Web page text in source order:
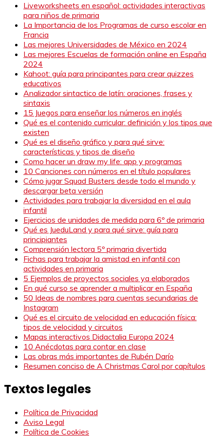
Liveworksheets en español: actividades interactivas
para niños de primaria
La Importancia de los Programas de curso escolar en
Francia
Las mejores Universidades de México en 2024
Las mejores Escuelas de formación online en España
2024
Kahoot: guía para principantes para crear quizzes
educativos
Analizador sintactico de latín: oraciones, frases y
sintaxis
15 Juegos para enseñar los números en inglés
Qué es el contenido curricular: definición y los tipos que
existen
Qué es el diseño gráfico y para qué sirve:
características y tipos de diseño
Como hacer un draw my life: app y programas
10 Canciones con números en el título populares
Cómo jugar Squad Busters desde todo el mundo y
descargar beta versión
Actividades para trabajar la diversidad en el aula
infantil
Ejercicios de unidades de medida para 6º de primaria
Qué es JueduLand y para qué sirve: guía para
principiantes
Comprensión lectora 5º primaria divertida
Fichas para trabajar la amistad en infantil con
actividades en primaria
5 Ejemplos de proyectos sociales ya elaborados
En qué curso se aprender a multiplicar en España
50 Ideas de nombres para cuentas secundarias de
Instagram
Qué es el circuito de velocidad en educación física:
tipos de velocidad y circuitos
Mapas interactivos Didactalia Europa 2024
10 Anécdotas para contar en clase
Las obras más importantes de Rubén Darío
Resumen conciso de A Christmas Carol por capítulos
Textos legales
Política de Privacidad
Aviso Legal
Política de Cookies